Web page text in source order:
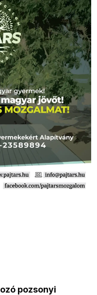
pozsonyi